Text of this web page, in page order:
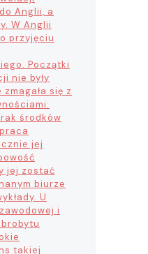
Anglii, a
W Anglii
przyjęciu
Początki
nie były
się z
środków
jej
jej zostać
biurze
U
i
takiej